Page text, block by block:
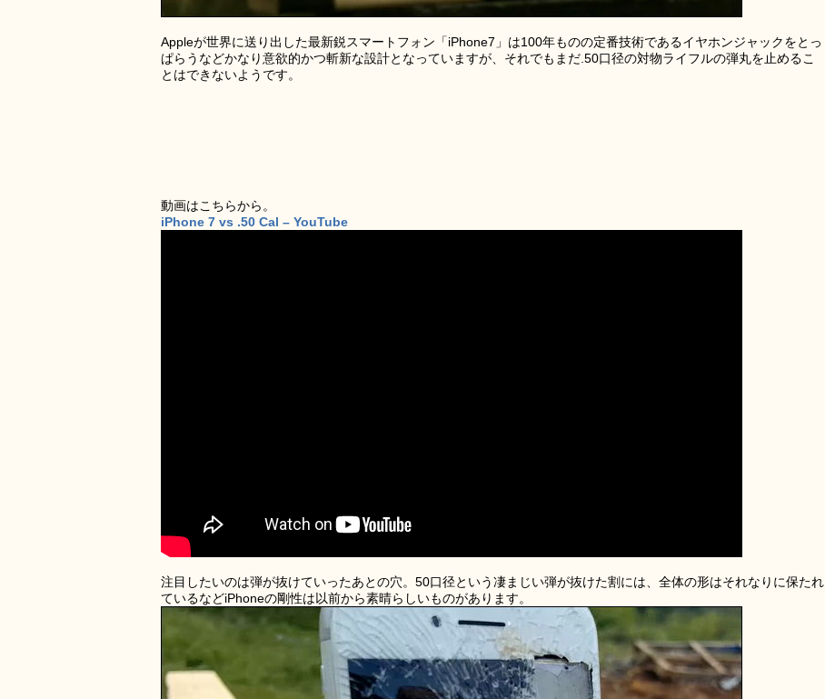
Appleが世界に送り出した最新鋭スマートフォン「iPhone7」は100年ものの定番技術であるイヤホンジャックをとっ
ぱらうなどかなり意欲的かつ斬新な設計となっていますが、それでもまだ.50口径の対物ライフルの弾丸を止めるこ
とはできないようです。
動画はこちらから。
iPhone 7 vs .50 Cal – YouTube
注目したいのは弾が抜けていったあとの穴。50口径という凄まじい弾が抜けた割には、全体の形はそれなりに保たれ
ているなどiPhoneの剛性は以前から素晴らしいものがあります。